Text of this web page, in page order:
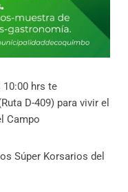
10:00 hrs te
D-409) para vivir el
Campo
Súper Korsarios del